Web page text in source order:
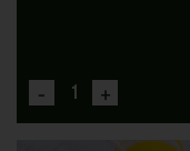
- +